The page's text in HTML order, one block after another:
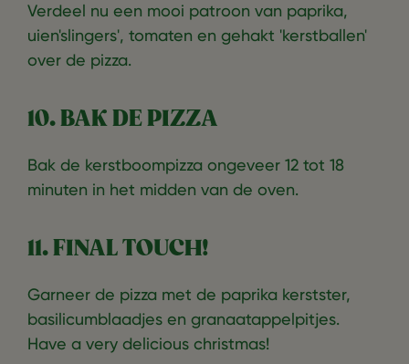
Verdeel nu een mooi patroon van paprika,
uien'slingers', tomaten en gehakt 'kerstballen'
over de pizza.
10. BAK DE PIZZA
Bak de kerstboompizza ongeveer 12 tot 18
minuten in het midden van de oven.
11. FINAL TOUCH!
Garneer de pizza met de paprika kerstster,
basilicumblaadjes en granaatappelpitjes.
Have a very delicious christmas!